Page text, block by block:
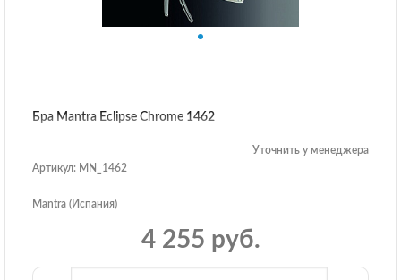
Бра Mantra Eclipse Chrome 1462
Уточнить у менеджера
Артикул: MN_1462
Mantra (Испания)
4 255 руб.